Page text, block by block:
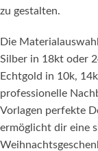
zu gestalten.
Die
Silber in 18kt oder
Echtgold in 10k,
professionelle
Vorlagen perfekte
ermöglicht dir eine